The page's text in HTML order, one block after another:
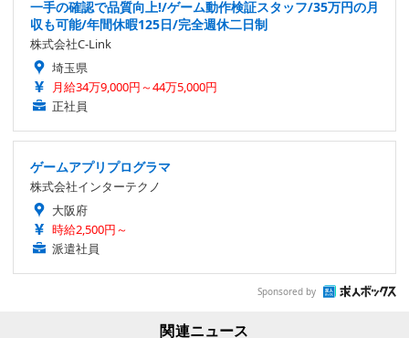
一手の確認で品質向上!/ゲーム動作検証スタッフ/35万円の月
収も可能/年間休暇125日/完全週休二日制
株式会社C-Link
埼玉県
月給34万9,000円～44万5,000円
正社員
ゲームアプリプログラマ
株式会社インターテクノ
大阪府
時給2,500円～
派遣社員
Sponsored by
関連ニュース